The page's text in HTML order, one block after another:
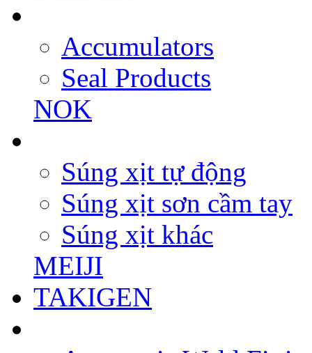
Accumulators
Seal Products
NOK
Súng xịt tự động
Súng xịt sơn cầm tay
Súng xịt khác
MEIJI
TAKIGEN